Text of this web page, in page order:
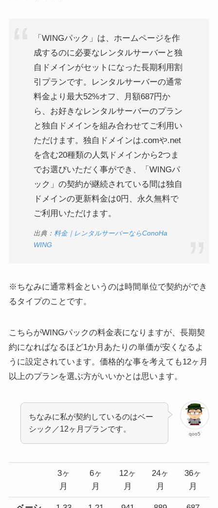
「WINGパック」は、ホームページを作
成するのに必要なレンタルサーバーと独
自ドメインがセットになった長期利用割
引プランです。レンタルサーバーの通常
料金より最大52%オフ、月額687円か
ら、お好きなレンタルサーバーのプラン
と独自ドメインを組み合わせてご利用い
ただけます。独自ドメインは.comや.net
を含む20種類の人気ドメインから2つま
でお選びいただく事ができ、「WINGパ
ック」の契約が継続されている間は独自
ドメインの更新料金は0円、永久無料で
ご利用いただけます。
出典： 料金｜レンタルサーバーならConoHa
WING
※ちなみに通常料金というのは時間単位で契約ができ
るタイプのことです。
こちらがWINGパックの料金表になりますが、長期契
約になればなるほど1か月あたりの単価が安くなるよ
うに設定されています。価格的な事を考えても12ヶ月
以上のプランを選ぶ方がいいかとは思います。
qoo5
ちなみに私が契約しているのはベー
シック／12ヶ月プランです。
3ヶ
月
6ヶ
月
12ヶ
月
24ヶ
月
36ヶ
月